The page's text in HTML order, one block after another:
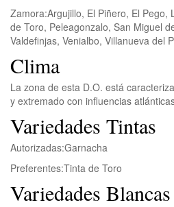
Zamora:Argujillo, El Piñero, El Pego,
de Toro, Peleagonzalo, San Miguel
Valdefinjas, Venialbo, Villanueva del
Clima
La zona de esta D.O. está
y extremado con influencias
Variedades Tintas
Autorizadas:Garnacha
Preferentes:Tinta de Toro
Variedades Blancas